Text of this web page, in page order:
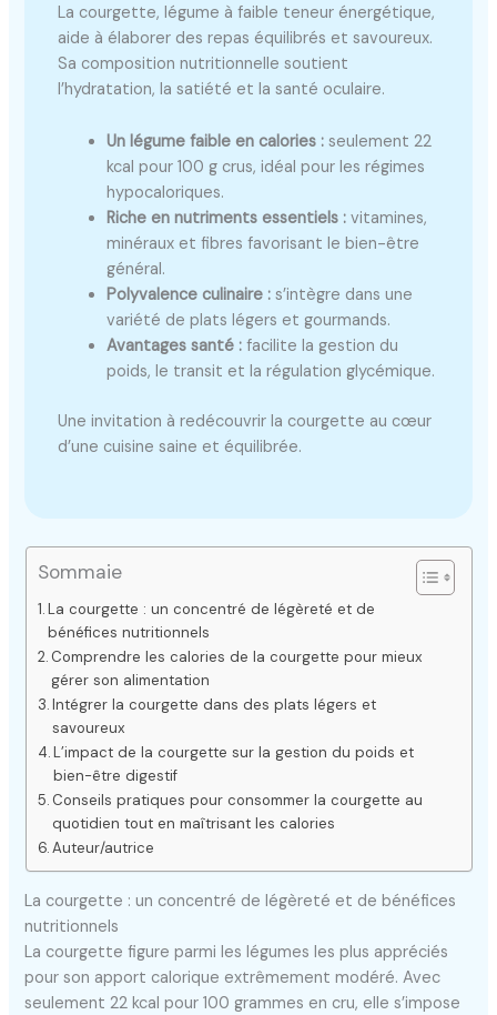
La courgette, légume à faible teneur énergétique,
aide à élaborer des repas équilibrés et savoureux.
Sa composition nutritionnelle soutient
l’hydratation, la satiété et la santé oculaire.
Un légume faible en calories : seulement 22
kcal pour 100 g crus, idéal pour les régimes
hypocaloriques.
Riche en nutriments essentiels : vitamines,
minéraux et fibres favorisant le bien-être
général.
Polyvalence culinaire : s’intègre dans une
variété de plats légers et gourmands.
Avantages santé : facilite la gestion du
poids, le transit et la régulation glycémique.
Une invitation à redécouvrir la courgette au cœur
d’une cuisine saine et équilibrée.
Sommaie
La courgette : un concentré de légèreté et de
bénéfices nutritionnels
Comprendre les calories de la courgette pour mieux
gérer son alimentation
Intégrer la courgette dans des plats légers et
savoureux
L’impact de la courgette sur la gestion du poids et
bien-être digestif
Conseils pratiques pour consommer la courgette au
quotidien tout en maîtrisant les calories
Auteur/autrice
La courgette : un concentré de légèreté et de bénéfices
nutritionnels
La courgette figure parmi les légumes les plus appréciés
pour son apport calorique extrêmement modéré. Avec
seulement 22 kcal pour 100 grammes en cru, elle s’impose